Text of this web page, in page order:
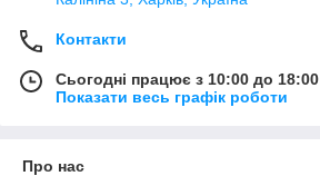
Контакти
Сьогодні працює з 10:00 до 18:00
Показати весь графік роботи
Про нас